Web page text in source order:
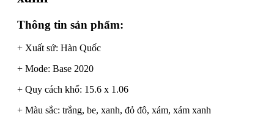
Thông tin sản phẩm:
+ Xuất sứ: Hàn Quốc
+ Mode: Base 2020
+ Quy cách khổ: 15.6 x 1.06
+ Màu sắc: trắng, be, xanh, đỏ đô, xám, xám xanh